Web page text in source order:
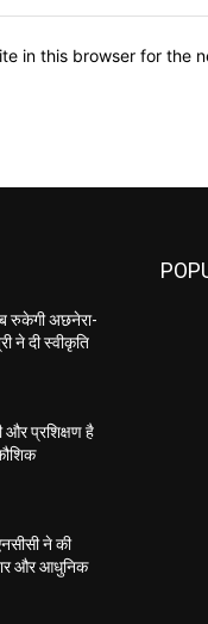
in this browser for the
रुकेगी अछनेरा-
ने दी स्वीकृति
और प्रशिक्षण है
ने की
और आधुनिक